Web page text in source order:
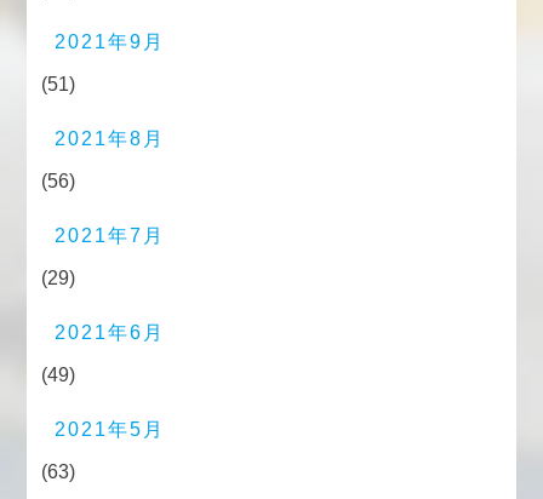
2021年9月
(51)
2021年8月
(56)
2021年7月
(29)
2021年6月
(49)
2021年5月
(63)